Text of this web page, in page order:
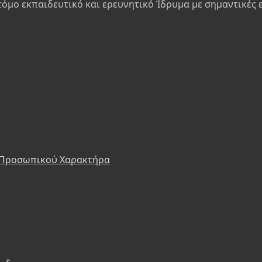
εκπαιδευτικό και ερευνητικό Ίδρυμα με σημαντικές
Χαρακτήρα